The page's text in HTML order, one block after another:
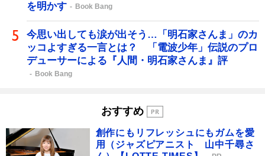
を明かす
Book Bang
今思い出しても涙が出そう…「明石家さんま」のカ
ッコよすぎる一言とは？ 「電波少年」伝説のプロ
デューサーによる『人間・明石家さんま』評
Book Bang
おすすめ
創作にもリフレッシュにもガムを愛
用（ジャズピアニスト 山中千尋さ